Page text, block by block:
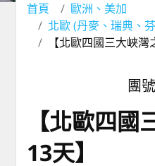
首頁
歐洲、美加
北歐 (丹麥、瑞典、
【北歐四國三大峽灣
團
【北歐四
13天】